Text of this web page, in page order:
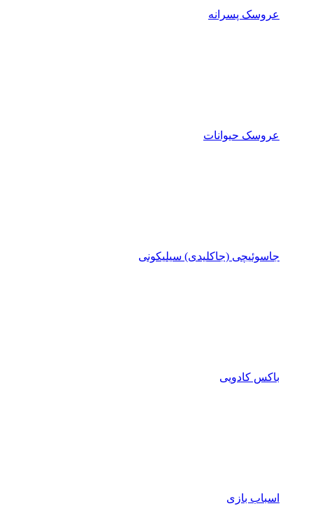
عروسک پسرانه
عروسک حیوانات
جاسوئیچی (جاکلیدی) سیلیکونی
باکس کادویی
اسباب بازی